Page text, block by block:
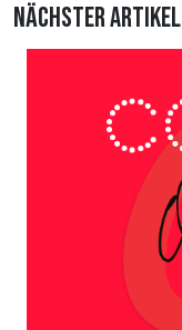
Nächster Artikel